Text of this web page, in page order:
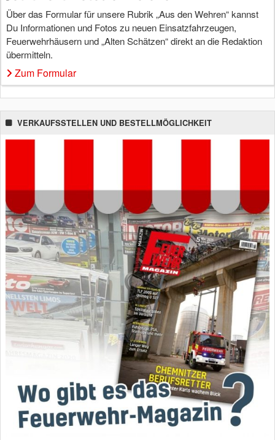
Über das Formular für unsere Rubrik „Aus den Wehren“ kannst
Du Informationen und Fotos zu neuen Einsatzfahrzeugen,
Feuerwehrhäusern und „Alten Schätzen“ direkt an die Redaktion
übermitteln.
Zum Formular
VERKAUFSSTELLEN UND BESTELLMÖGLICHKEIT